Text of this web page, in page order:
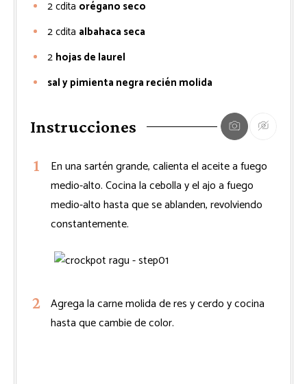
2cdita orégano seco
2cdita albahaca seca
2 hojas de laurel
sal y pimienta negra recién molida
Instrucciones
En una sartén grande, calienta el aceite a fuego
medio-alto. Cocina la cebolla y el ajo a fuego
medio-alto hasta que se ablanden, revolviendo
constantemente.
Agrega la carne molida de res y cerdo y cocina
hasta que cambie de color.